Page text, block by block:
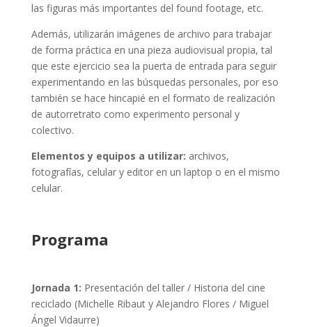
las figuras más importantes del found footage, etc.
Además, utilizarán imágenes de archivo para trabajar
de forma práctica en una pieza audiovisual propia, tal
que este ejercicio sea la puerta de entrada para seguir
experimentando en las búsquedas personales, por eso
también se hace hincapié en el formato de realización
de autorretrato como experimento personal y
colectivo.
Elementos y equipos a utilizar: archivos,
fotografías, celular y editor en un laptop o en el mismo
celular.
Programa
Jornada 1: Presentación del taller / Historia del cine
reciclado (Michelle Ribaut y Alejandro Flores / Miguel
Ángel Vidaurre)